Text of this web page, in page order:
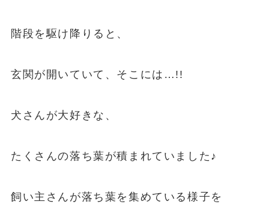
階段を駆け降りると、
玄関が開いていて、そこには…!!
犬さんが大好きな、
たくさんの落ち葉が積まれていました♪
飼い主さんが落ち葉を集めている様子を